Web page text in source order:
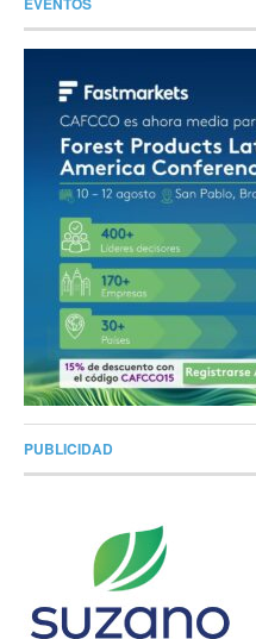
PUBLICIDAD